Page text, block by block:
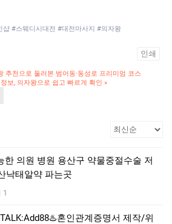
#스웨디시대전 #대전마사지 #의자왕
인쇄
추천으로 둘러본 범어동·동성로 프리미엄 코스
보, 의자왕으로 쉽고 빠르게 확인 »
한 의원 병원 용산구 약물중절수술 저
낙­태알약 파는곳
1
혼인관계증명서 제작/위